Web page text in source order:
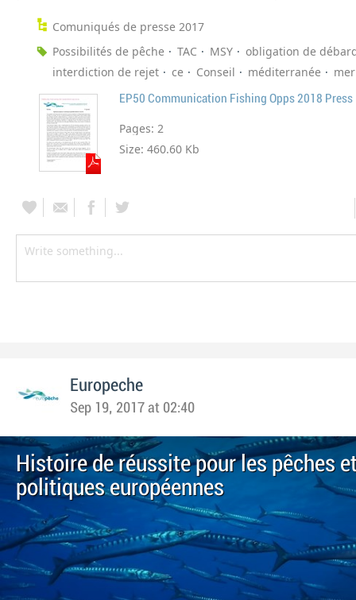
Comuniqués de presse 2017
Possibilités de pêche
TAC MSY
obligation de
interdiction de rejet
ce Conseil méditerranée
EP50 Communication Fishing Opps 2018 Press
Pages: 2
Size: 460.60 Kb
Europeche
Sep 19, 2017 at 02:40
Histoire de réussite pour les pêches
politiques européennes